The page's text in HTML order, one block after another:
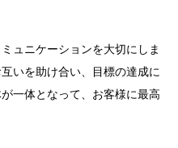
ュニケーションを大切にしま
いを助け合い、目標の達成に
一体となって、お客様に最高